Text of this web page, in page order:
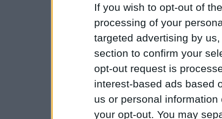
If you wish to opt-out of
processing of your
targeted advertising by
section to confirm your
opt-out request is
interest-based ads based
us or personal
your opt-out. You may